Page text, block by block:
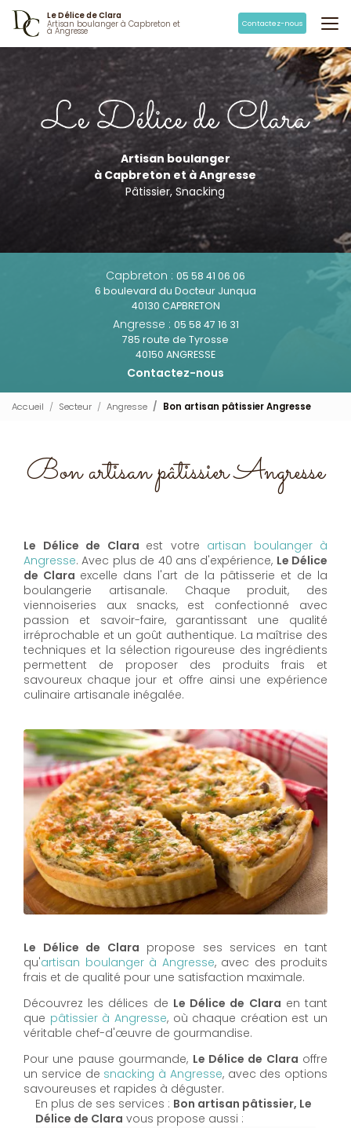
Aller
contenu
principal
Le Délice de Clara
Artisan boulanger à Capbreton et
à Angresse
Contactez-nous
Artisan boulanger
à Capbreton et à Angresse
Pâtissier, Snacking
Capbreton : 05 58 41 06 06
6 boulevard du Docteur Junqua
40130 CAPBRETON
Angresse : 05 58 47 16 31
785 route de Tyrosse
40150 ANGRESSE
Contactez-nous
Accueil Secteur Angresse Bon artisan pâtissier Angresse
Bon artisan pâtissier Angresse
Le Délice de Clara est votre artisan boulanger à
Angresse. Avec plus de 40 ans d'expérience, Le Délice
de Clara excelle dans l'art de la pâtisserie et de la
boulangerie artisanale. Chaque produit, des
viennoiseries aux snacks, est confectionné avec
passion et savoir-faire, garantissant une qualité
irréprochable et un goût authentique. La maîtrise des
techniques et la sélection rigoureuse des ingrédients
permettent de proposer des produits frais et
savoureux chaque jour et offre ainsi une expérience
culinaire artisanale inégalée.
Le Délice de Clara propose ses services en tant
qu'artisan boulanger à Angresse, avec des produits
frais et de qualité pour une satisfaction maximale.
Découvrez les délices de Le Délice de Clara en tant
que pâtissier à Angresse, où chaque création est un
véritable chef-d'œuvre de gourmandise.
Pour une pause gourmande, Le Délice de Clara offre
un service de snacking à Angresse, avec des options
savoureuses et rapides à déguster.
En plus de ses services : Bon artisan pâtissier, Le
Délice de Clara vous propose aussi :